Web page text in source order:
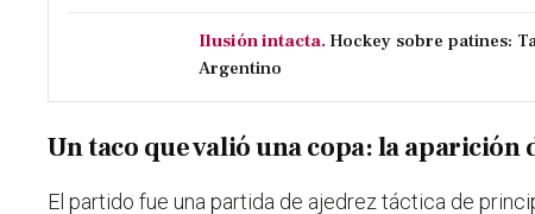
Ilusión intacta. Hockey sobre patines:
Argentino
Un taco que valió una copa: la aparición
El partido fue una partida de ajedrez táctica de